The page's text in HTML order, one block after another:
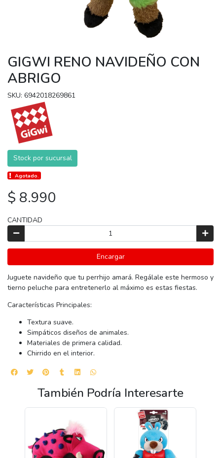
GIGWI RENO NAVIDEÑO CON
ABRIGO
SKU: 6942018269861
Stock por sucursal
Agotado.
$ 8.990
CANTIDAD
Encargar
Juguete navideño que tu perrhijo amará. Regálale este hermoso y
tierno peluche para entretenerlo al máximo es estas fiestas.
Características Principales:
Textura suave.
Simpáticos diseños de animales.
Materiales de primera calidad.
Chirrido en el interior.
También Podría Interesarte